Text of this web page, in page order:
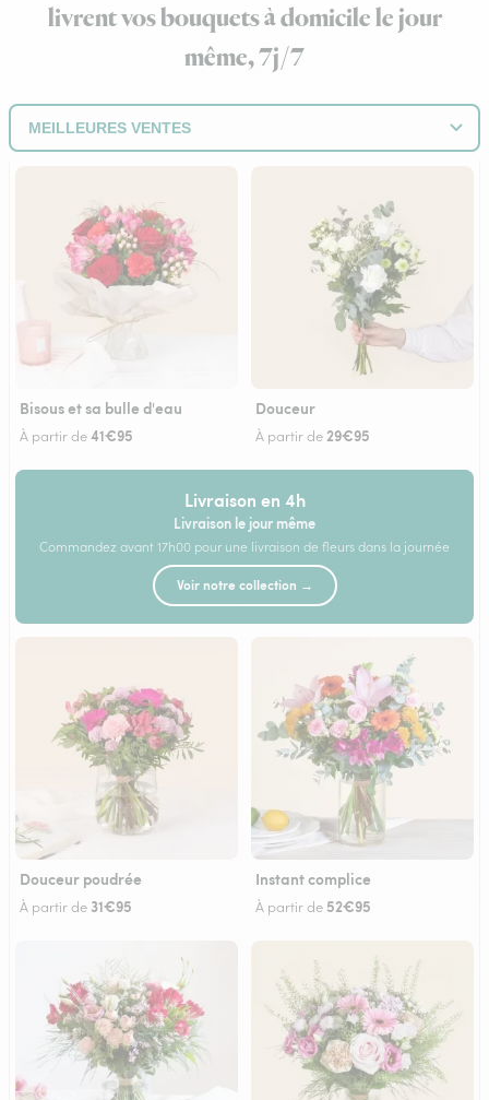
livrent vos bouquets à domicile le jour
même, 7j/7
Bisous et sa bulle d'eau
À partir de41€95
Douceur
À partir de29€95
Livraison en 4h
Livraison le jour même
Commandez avant 17h00 pour une livraison de fleurs dans la journée
Voir notre collection →
Douceur poudrée
À partir de 31€95
Instant complice
À partir de 52€95